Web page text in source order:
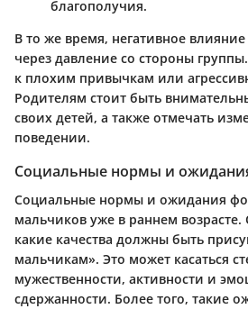
благополучия.
В то же время, негативное
через давление со стороны
к плохим привычкам или
Родителям стоит быть
своих детей, а также отмечать
поведении.
Социальные нормы и
Социальные нормы и ожидания
мальчиков уже в раннем возрасте.
какие качества должны быть
мальчикам». Это может касаться
мужественности, активности и
сдержанности. Более того, такие